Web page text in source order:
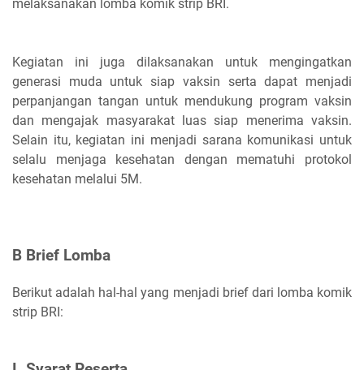
melaksanakan lomba komik strip BRI.
Kegiatan ini juga dilaksanakan untuk mengingatkan
generasi muda untuk siap vaksin serta dapat menjadi
perpanjangan tangan untuk mendukung program vaksin
dan mengajak masyarakat luas siap menerima vaksin.
Selain itu, kegiatan ini menjadi sarana komunikasi untuk
selalu menjaga kesehatan dengan mematuhi protokol
kesehatan melalui 5M.
B Brief Lomba
Berikut adalah hal-hal yang menjadi brief dari lomba komik
strip BRI: